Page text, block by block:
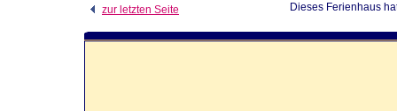
zur letzten Seite Dieses Ferienhaus